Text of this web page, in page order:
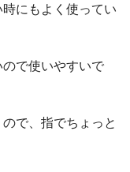
にもよく使ってい
で使いやすいで
で、指でちょっと